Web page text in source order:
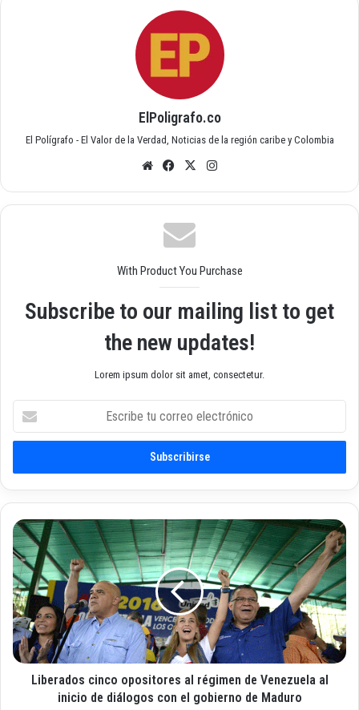
ElPoligrafo.co
El Polígrafo - El Valor de la Verdad, Noticias de la región caribe y Colombia
Siti
we
b
Fac
ok
X
am
With Product You Purchase
Subscribe to our mailing list to get
the new updates!
Lorem ipsum dolor sit amet, consectetur.
c
i
b
t
u
c
o
r
r
e
o
e
L
i
b
e
r
a
d
o
s
Liberados cinco opositores al régimen de Venezuela al
inicio de diálogos con el gobierno de Maduro